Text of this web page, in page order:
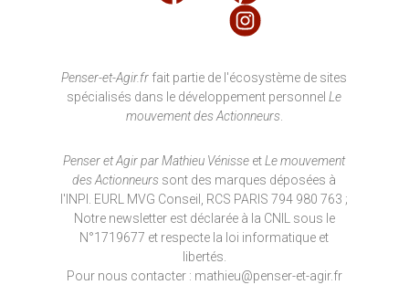
Penser-et-Agir.fr fait partie de l'écosystème de sites
spécialisés dans le développement personnelLe
mouvement des Actionneurs.
Penser et Agir par Mathieu Vénisse et Le mouvement
des Actionneurs sont des marques déposées à
l'INPI. EURL MVG Conseil, RCS PARIS 794 980 763 ;
Notre newsletter est déclarée à la CNIL sous le
N°1719677 et respecte la loi informatique et
libertés.
Pour nous contacter : mathieu@penser-et-agir.fr